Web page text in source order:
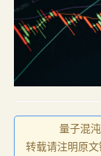
量子混
转载请注明原文